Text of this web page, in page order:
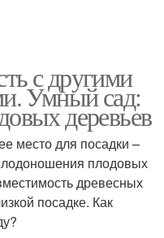
с другими
Умный сад:
деревьев
место для посадки –
плодовых
древесных
посадке. Как